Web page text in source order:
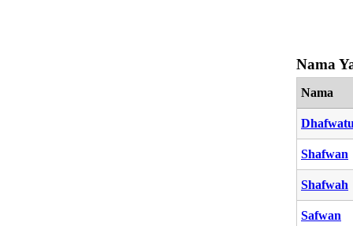
Nama
Nama
Shafwan
Shafwah
Safwan